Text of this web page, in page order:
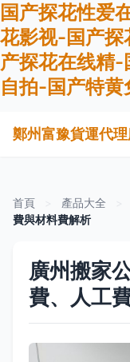
国产探花性爱
花影视-国产探
产探花在线精
自拍-国产特
首頁 產品大全
費與材料費解析
廣州搬家
費、人工